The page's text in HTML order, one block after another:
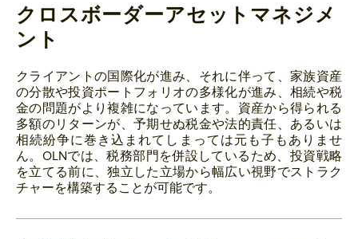
クロスボーダーアセットマネジメ
ント
クライアントの国際化が進み、それに伴って、家族資産
の分散や投資ポートフォリオの多様化が進み、相続や税
金の問題がより複雑になっています。資産から得られる
多額のリターンが、予期せぬ税金や法的責任、あるいは
相続紛争に巻き込まれてしまっては元も子もありませ
ん。OLNでは、税務部門を併設しているため、投資戦略
を立てる前に、独立した立場から幅広い視野でストラク
チャーを構築することが可能です。